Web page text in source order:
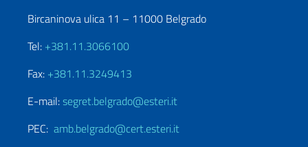
Bircaninova ulica 11 – 11000 Belgrado
Tel: +381.11.3066100
Fax: +381.11.3249413
E-mail:segret.belgrado@esteri.it
PEC: amb.belgrado@cert.esteri.it